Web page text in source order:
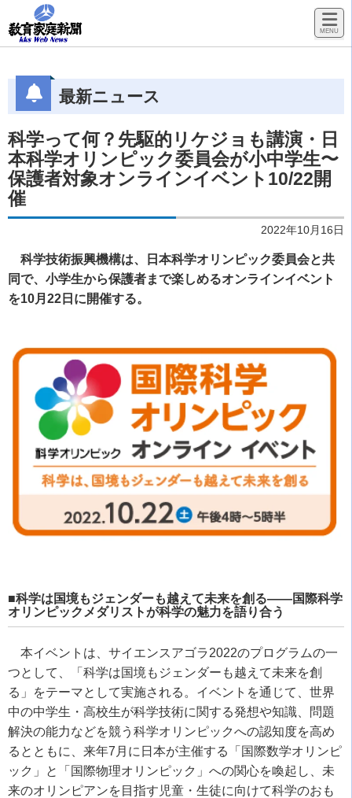
最新ニュース
科学って何？先駆的リケジョも講演・日
本科学オリンピック委員会が小中学生〜
保護者対象オンラインイベント10/22開
催
2022年10月16日
科学技術振興機構は、日本科学オリンピック委員会と共
同で、小学生から保護者まで楽しめるオンラインイベント
を10月22日に開催する。
■科学は国境もジェンダーも越えて未来を創る――国際科学
オリンピックメダリストが科学の魅力を語り合う
本イベントは、サイエンスアゴラ2022のプログラムの一
つとして、「科学は国境もジェンダーも越えて未来を創
る」をテーマとして実施される。イベントを通じて、世界
中の中学生・高校生が科学技術に関する発想や知識、問題
解決の能力などを競う科学オリンピックへの認知度を高め
るとともに、来年7月に日本が主催する「国際数学オリンピ
ック」と「国際物理オリンピック」への関心を喚起し、未
来のオリンピアンを目指す児童・生徒に向けて科学のおも